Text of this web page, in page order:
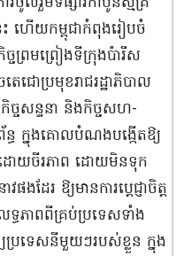
េះ ហើយកម្ពុជាកំពុងរៀបចំ
ចព្រមព្រៀងទីក្រុងប៉ារីស
េជោប្រមុខរាជរដ្ឋាភិបាល
កិច្ចសន្ទនា និងកិច្ចសហ-
ព័ន្ធ ក្នុងគោលបំណងបង្កើតឱ្យ
ដោយចីរភាព ដោយមិនទុក
ដែរ ឱ្យមានការប្តេជ្ញាចិត្ត
ធភាពពីគ្រប់ប្រទេសទាំង
រទេសនីមួយៗរបស់ខ្លួន ក្នុង